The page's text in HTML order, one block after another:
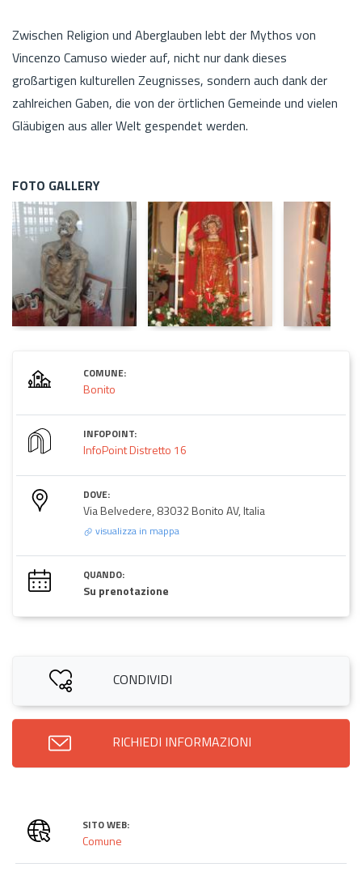
Zwischen Religion und Aberglauben lebt der Mythos von
Vincenzo Camuso wieder auf, nicht nur dank dieses
großartigen kulturellen Zeugnisses, sondern auch dank der
zahlreichen Gaben, die von der örtlichen Gemeinde und vielen
Gläubigen aus aller Welt gespendet werden.
FOTO GALLERY
COMUNE:
Bonito
INFOPOINT:
InfoPoint Distretto 16
DOVE:
Via Belvedere, 83032 Bonito AV, Italia
visualizza in mappa
QUANDO:
Su prenotazione
CONDIVIDI
RICHIEDI INFORMAZIONI
SITO WEB:
Comune